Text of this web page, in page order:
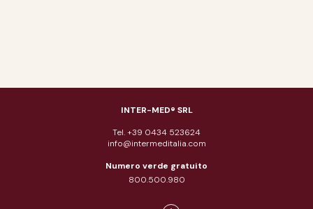
INTER-MED® SRL
Tel. +39 0434 523624
info@intermeditalia.com
Numero verde gratuito
800.500.980